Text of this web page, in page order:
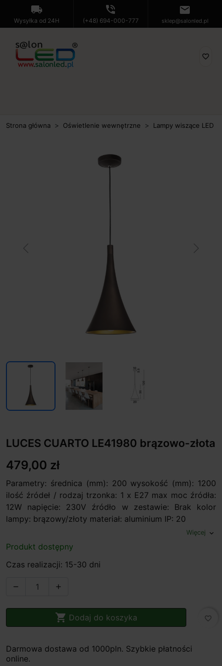
local_shipping
Wysyłka od 24H
phone_in_talk
(+48) 694-000-777
mail
sklep@salonled.pl
favorite_border
Strona główna Oświetlenie wewnętrzne Lampy wiszące LED
LUCES CUARTO LE41980 brązowo-złota
479,00 zł
Parametry: średnica (mm): 200 wysokość (mm): 1200
ilość źródeł / rodzaj trzonka: 1 x E27 max moc źródła:
12W napięcie: 230V źródło w zestawie: Brak kolor
lampy: brązowy/złoty materiał: aluminium IP: 20
Więcej expand_more
Produkt dostępny
Czas realizacji: 15-30 dni
 
 Dodaj do koszyka favorite_border
Darmowa dostawa od 1000pln. Szybkie płatności
online.